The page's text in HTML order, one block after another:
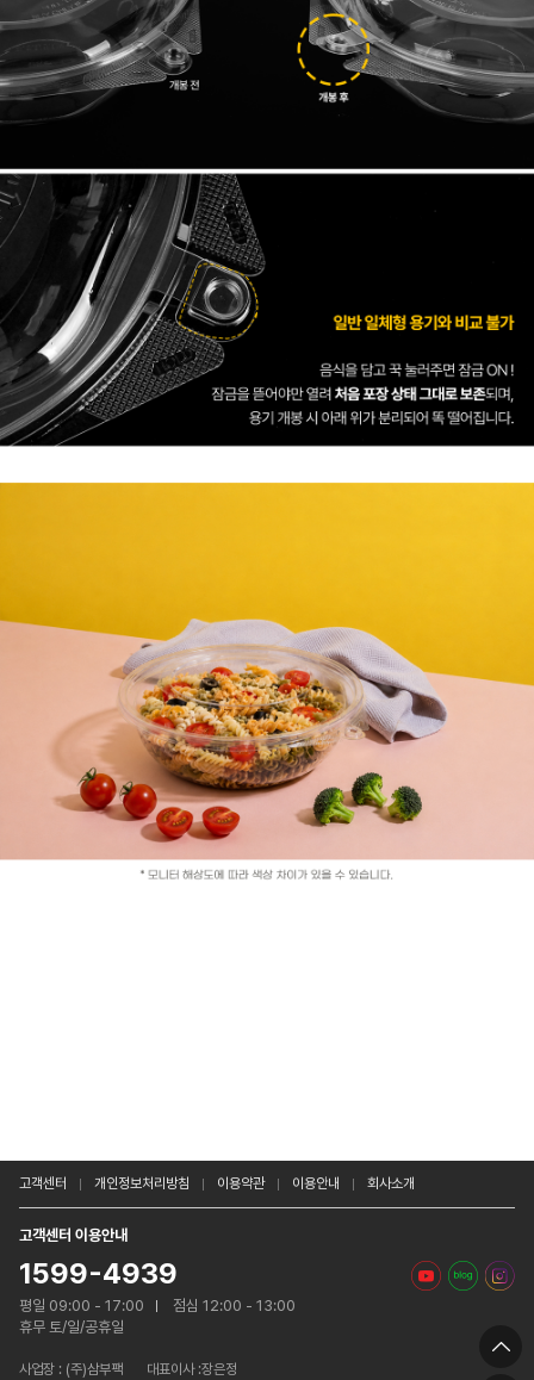
고객센터 개인정보처리방침 이용약관 이용안내 회사소개
고객센터 이용안내
1599-4939
평일 09:00 - 17:00
점심 12:00 - 13:00
휴무 토/일/공휴일
사업장 : (주)삼부팩 대표이사 :장은정